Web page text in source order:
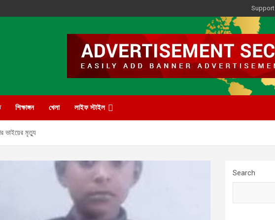
Support
শিক্ষাঙ্গন খেলা লাইফ স্টাইল
ভাইয়ের মৃত্যু
Search